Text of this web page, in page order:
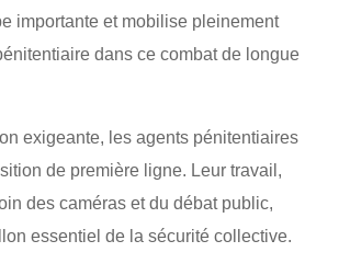
importante et mobilise pleinement
dans ce combat de longue
exigeante, les agents pénitentiaires
de première ligne. Leur travail,
des caméras et du débat public,
essentiel de la sécurité collective.